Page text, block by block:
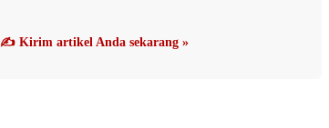
✍️ Kirim artikel Anda sekarang »